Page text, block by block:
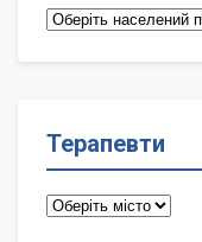
Сімейні
Терапевти
Терапевти